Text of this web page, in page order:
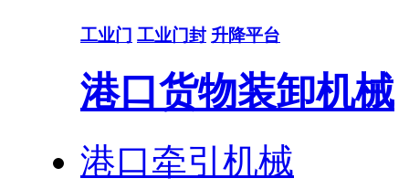
工业门 工业门封 升降平台
港口货物装卸机械
港口牵引机械